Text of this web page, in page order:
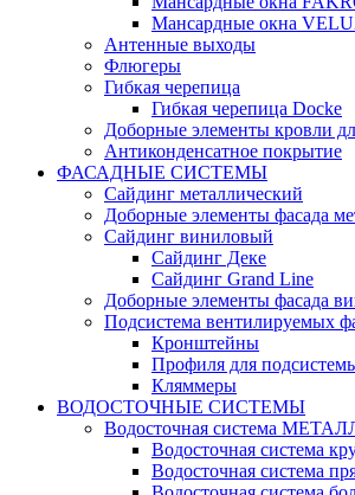
Мансардные окна
Антенные выходы
Флюгеры
Гибкая черепица
Гибкая черепица Docke
Доборные элементы кровли
Антиконденсатное покрытие
ФАСАДНЫЕ СИСТЕМЫ
Сайдинг металлический
Доборные элементы фасада
Сайдинг виниловый
Сайдинг Деке
Сайдинг Grand Line
Доборные элементы фасада
Подсистема вентилируемых
Кронштейны
Профиля для
Кляммеры
ВОДОСТОЧНЫЕ СИСТЕМЫ
Водосточная система
Водосточная система
Водосточная система